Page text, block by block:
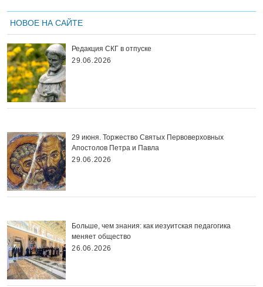
НОВОЕ НА САЙТЕ
Редакция СКГ в отпуске
29.06.2026
29 июня. Торжество Святых Первоверховных
Апостолов Петра и Павла
29.06.2026
Больше, чем знания: как иезуитская педагогика
меняет общество
26.06.2026